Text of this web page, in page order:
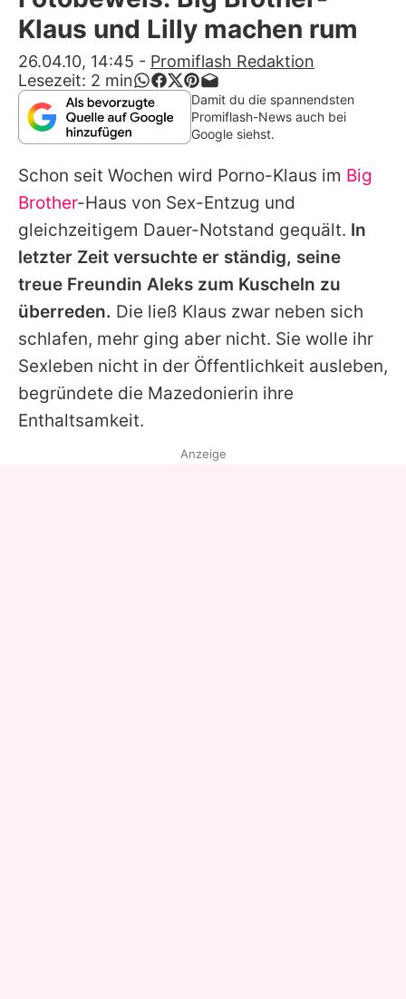
Alle Themen auf Promiflash
Jobs
App runterladen
Team
Redaktionelle Richtlinien
Impressum
Datenschutzerklärung
Nutzungsbedingungen
Utiq verwalten
Klaus und Lilly machen rum
26.04.10, 14:45 - Promiflash Redaktion
Lesezeit: 2 min
Damit du die spannendsten
Promiflash-News auch bei
Google siehst.
Schon seit Wochen wird Porno-Klaus im Big
Brother-Haus von Sex-Entzug und
gleichzeitigem Dauer-Notstand gequält. In
letzter Zeit versuchte er ständig, seine
treue Freundin Aleks zum Kuscheln zu
überreden. Die ließ Klaus zwar neben sich
schlafen, mehr ging aber nicht. Sie wolle ihr
Sexleben nicht in der Öffentlichkeit ausleben,
begründete die Mazedonierin ihre
Enthaltsamkeit.
Anzeige